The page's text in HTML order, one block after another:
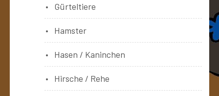
Gürteltiere
Hamster
Hasen / Kaninchen
Hirsche / Rehe